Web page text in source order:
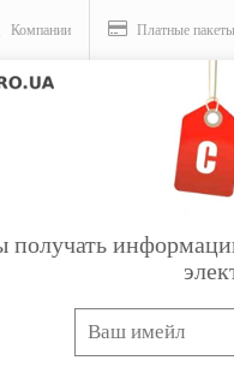
Компании Платные пакеты
- Средства
получать